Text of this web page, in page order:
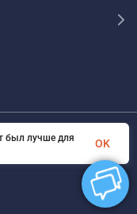
был лучше для
OK